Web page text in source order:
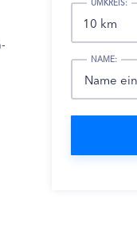
UMKREIS:
NAME: